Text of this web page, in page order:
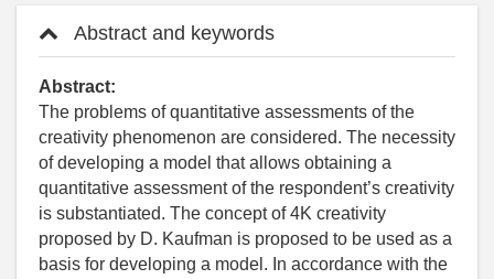
Abstract and keywords
Abstract:
The problems of quantitative assessments of the
creativity phenomenon are considered. The necessity
of developing a model that allows obtaining a
quantitative assessment of the respondent’s creativity
is substantiated. The concept of 4K creativity
proposed by D. Kaufman is proposed to be used as a
basis for developing a model. In accordance with the